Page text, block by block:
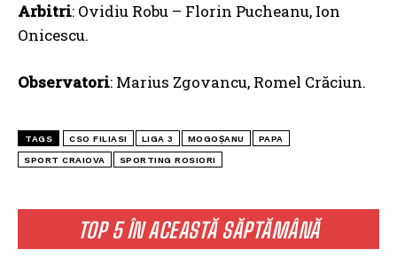
TOP 5 ÎN ACEASTĂ SĂPTĂMÂNĂ
Arbitri: Ovidiu Robu – Florin Pucheanu, Ion
Onicescu.
Observatori: Marius Zgovancu, Romel Crăciun.
TAGS CSO FILIASI LIGA 3 MOGOȘANU PAPA
SPORT CRAIOVA SPORTING ROSIORI